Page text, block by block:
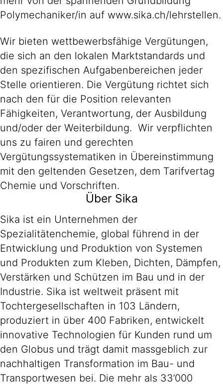
Polymechaniker/in auf www.sika.ch/lehrstellen.
Wir bieten wettbewerbsfähige Vergütungen,
die sich an den lokalen Marktstandards und
den spezifischen Aufgabenbereichen jeder
Stelle orientieren. Die Vergütung richtet sich
nach den für die Position relevanten
Fähigkeiten, Verantwortung, der Ausbildung
und/oder der Weiterbildung. Wir verpflichten
uns zu fairen und gerechten
Vergütungssystematiken in Übereinstimmung
mit den geltenden Gesetzen, dem Tarifvertag
Chemie und Vorschriften.
Über Sika
Sika ist ein Unternehmen der
Spezialitätenchemie, global führend in der
Entwicklung und Produktion von Systemen
und Produkten zum Kleben, Dichten, Dämpfen,
Verstärken und Schützen im Bau und in der
Industrie. Sika ist weltweit präsent mit
Tochtergesellschaften in 103 Ländern,
produziert in über 400 Fabriken, entwickelt
innovative Technologien für Kunden rund um
den Globus und trägt damit massgeblich zur
nachhaltigen Transformation im Bau- und
Transportwesen bei. Die mehr als 33’000